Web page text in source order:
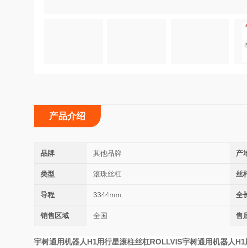
产品介绍
品牌 其他品牌 产
类型 滚珠丝杠 丝
导程 3344mm 全
销售区域 全国 售
宇树通用机器人H1用行星滚柱丝杠ROLLVIS宇树通用机器人